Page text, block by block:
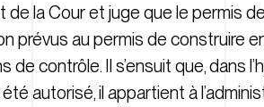
la Cour et juge que le permis
prévus au permis de construire
contrôle. Il s’ensuit que, dans
autorisé, il appartient à